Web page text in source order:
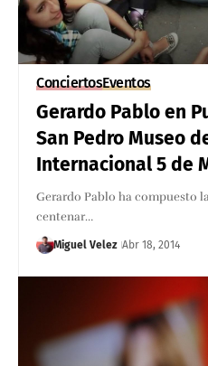
ConciertosEventos
Gerardo Pablo en
San Pedro Museo
Internacional 5 de
Gerardo Pablo ha compuesto
centenar…
Miguel Velez Abr 18, 2014